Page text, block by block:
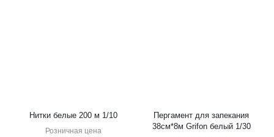
Нитки белые 200 м 1/10
Розничная цена
Пергамент для запекания
38см*8м Grifon белый 1/30